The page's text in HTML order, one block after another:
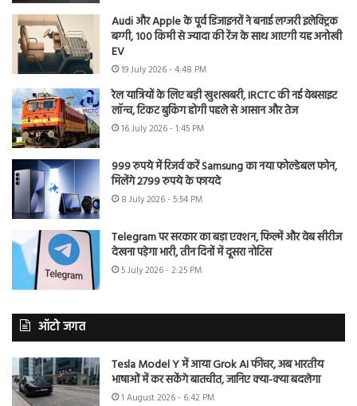
Audi और Apple के पूर्व डिजाइनरों ने बनाई लग्जरी इलेक्ट्रिक
बग्गी, 100 किमी से ज्यादा की रेंज के साथ आएगी यह अनोखी
EV
19 July 2026 - 4:48 PM
रेल यात्रियों के लिए बड़ी खुशखबरी, IRCTC की नई वेबसाइट
लॉन्च, टिकट बुकिंग होगी पहले से आसान और तेज
16 July 2026 - 1:45 PM
999 रुपये में रिजर्व करें Samsung का नया फोल्डेबल फोन,
मिलेंगे 2799 रुपये के फायदे
8 July 2026 - 5:54 PM
Telegram पर सरकार का बड़ा एक्शन, फिल्में और वेब सीरीज
देखना पड़ेगा भारी, तीन दिनों में दूसरा नोटिस
5 July 2026 - 2:25 PM
ऑटो जगत
Tesla Model Y में आया Grok AI फीचर, अब भारतीय
भाषाओं में कर सकेंगे बातचीत, जानिए क्या-क्या बदलेगा
1 August 2026 - 6:42 PM